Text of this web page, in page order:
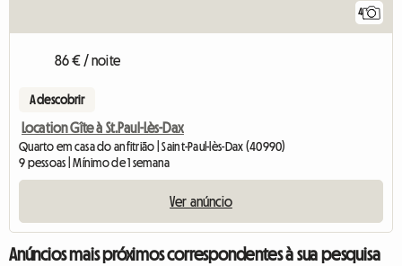
4
86 € / noite
A descobrir
Location Gîte à St.Paul-Lès-Dax
Quarto em casa do anfitrião | Saint-Paul-lès-Dax (40990)
9 pessoas | Mínimo de 1 semana
Ver anúncio
Anúncios mais próximos correspondentes à sua pesquisa